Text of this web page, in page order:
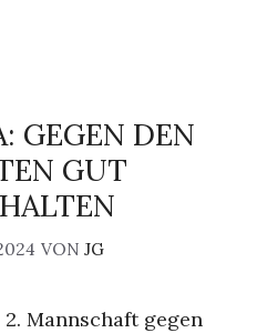
GEGEN DEN
GUT
VON JG
Mannschaft gegen